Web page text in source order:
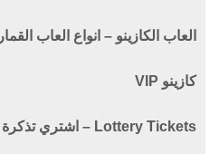
العاب الكازينو – انواع العاب القمار
كازينو VIP
Lottery Tickets – اشتري تذكرة الياناصيب!